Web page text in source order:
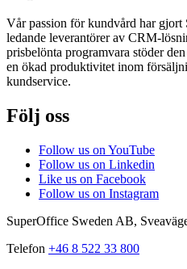
Vår passion för kundvård har
ledande leverantörer av CRM-
prisbelönta programvara stöder
en ökad produktivitet inom
kundservice.
Följ oss
Follow us on YouTube
Follow us on Linkedin
Like us on Facebook
Follow us on Instagram
SuperOffice Sweden AB,
Telefon +46 8 522 33 800